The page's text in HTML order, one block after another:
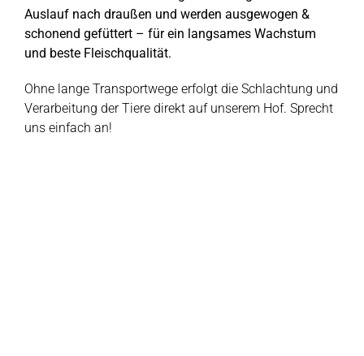
Auslauf nach draußen und werden ausgewogen &
schonend gefüttert – für ein langsames Wachstum
und beste Fleischqualität.
Ohne lange Transportwege erfolgt die Schlachtung und
Verarbeitung der Tiere direkt auf unserem Hof. Sprecht
uns einfach an!